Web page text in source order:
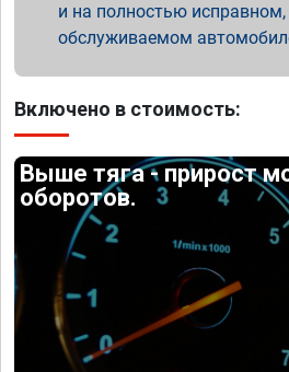
и на полностью
обслуживаемом
Включено в стоимость:
Выше тяга - прирост
оборотов.